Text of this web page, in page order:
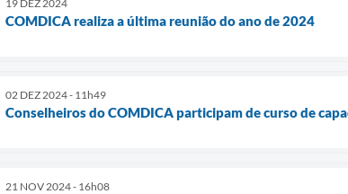
19 DEZ 2024
COMDICA realiza a última reunião do ano de 2024
02 DEZ 2024 - 11h49
Conselheiros do COMDICA participam de curso de
21 NOV 2024 - 16h08